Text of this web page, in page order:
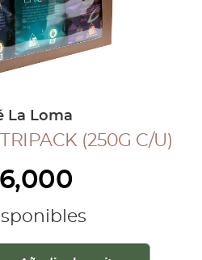
La Loma
(250G C/U)